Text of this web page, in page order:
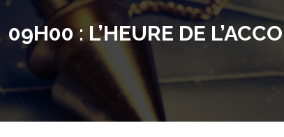
09H00 : L’HEURE DE